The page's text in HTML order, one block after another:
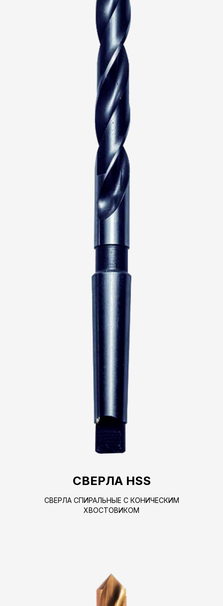
СВЕРЛА HSS
СВЕРЛА СПИРАЛЬНЫЕ С КОНИЧЕСКИМ
ХВОСТОВИКОМ